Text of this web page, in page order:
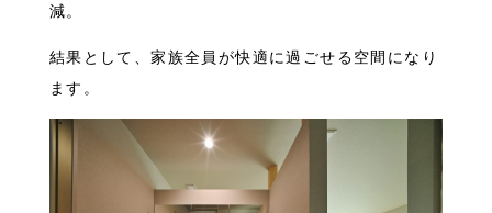
減。
結果として、家族全員が快適に過ごせる空間になり
ます。